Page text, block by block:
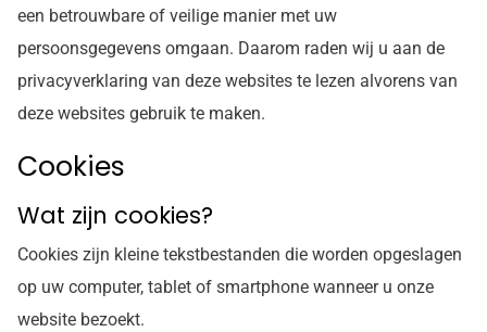
een betrouwbare of veilige manier met uw
persoonsgegevens omgaan. Daarom raden wij u aan de
privacyverklaring van deze websites te lezen alvorens van
deze websites gebruik te maken.
Cookies
Wat zijn cookies?
Cookies zijn kleine tekstbestanden die worden opgeslagen
op uw computer, tablet of smartphone wanneer u onze
website bezoekt.